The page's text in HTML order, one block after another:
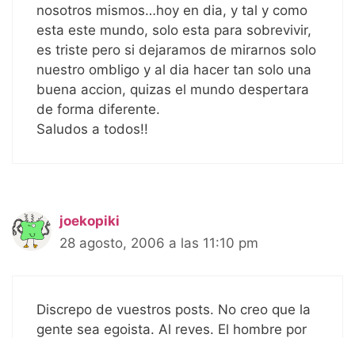
nosotros mismos…hoy en dia, y tal y como
esta este mundo, solo esta para sobrevivir,
es triste pero si dejaramos de mirarnos solo
nuestro ombligo y al dia hacer tan solo una
buena accion, quizas el mundo despertara
de forma diferente.
Saludos a todos!!
joekopiki
28 agosto, 2006 a las 11:10 pm
Discrepo de vuestros posts. No creo que la
gente sea egoista. Al reves. El hombre por